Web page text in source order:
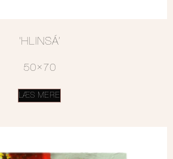
‘HLINSÁ’
50×70
LÆS MERE